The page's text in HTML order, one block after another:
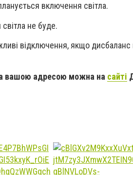
включення світла.
світла не буде.
відключення, якщо
вашою адресою можна на сайті